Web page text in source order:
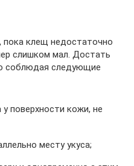
пока клещ недостаточно
слишком мал. Достать
соблюдая следующие
поверхности кожи, не
месту укуса;